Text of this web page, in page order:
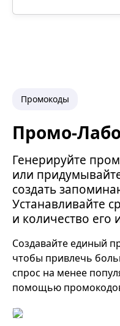
Промокоды
Промо-
Генерируйте
или
создать
Устанавливайте
и количество его
Создавайте единый
чтобы привлечь
спрос на менее
помощью